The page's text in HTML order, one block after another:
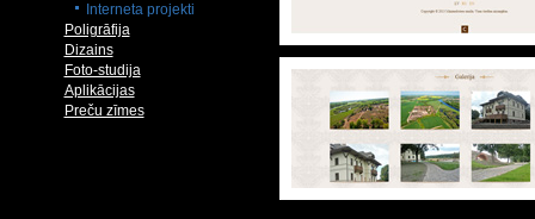
Interneta projekti
Poligrāfija
Dizains
Foto-studija
Aplikācijas
Preču zīmes